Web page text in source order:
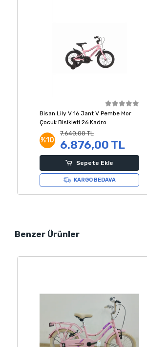
Bisan Lily V 16 Jant V Pembe Mor
Çocuk Bisikleti 26 Kadro
%10
7.640,00 TL
6.876,00 TL
Sepete Ekle
KARGO BEDAVA
Benzer Ürünler